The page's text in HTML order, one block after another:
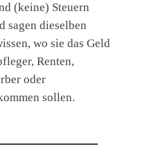
(keine) Steuern
sagen dieselben
wo sie das Geld
Renten,
oder
sollen.